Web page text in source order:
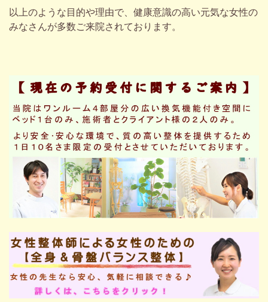
以上のような目的や理由で、健康意識の高い元気な女性の
みなさんが多数ご来院されております。